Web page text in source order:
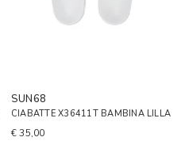
SUN68
CIABATTE X36411T BAMBINA LILLA
€ 35,00